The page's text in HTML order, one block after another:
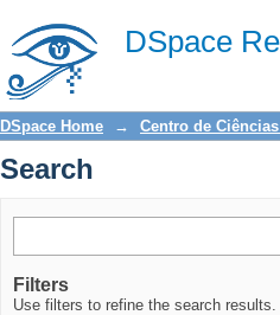
DSpace
Search
DSpace Home → Centro de
Search
Filters
Use filters to refine the search results.